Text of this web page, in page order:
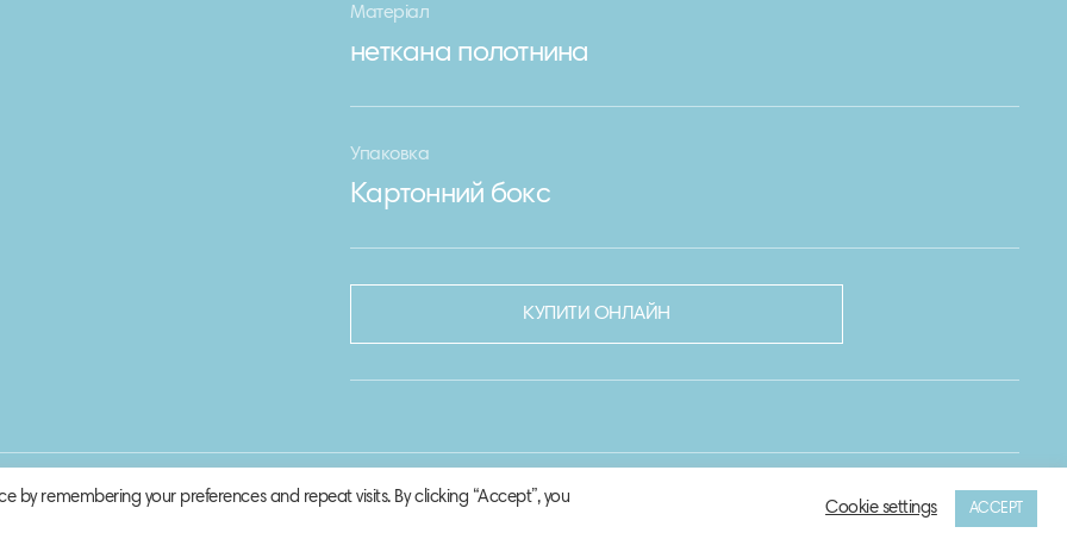
Матеріал
неткана полотнина
Упаковка
Картонний бокс
КУПИТИ ОНЛАЙН
by remembering your preferences and repeat visits. By clicking “Accept”, you
Cookie settings ACCEPT